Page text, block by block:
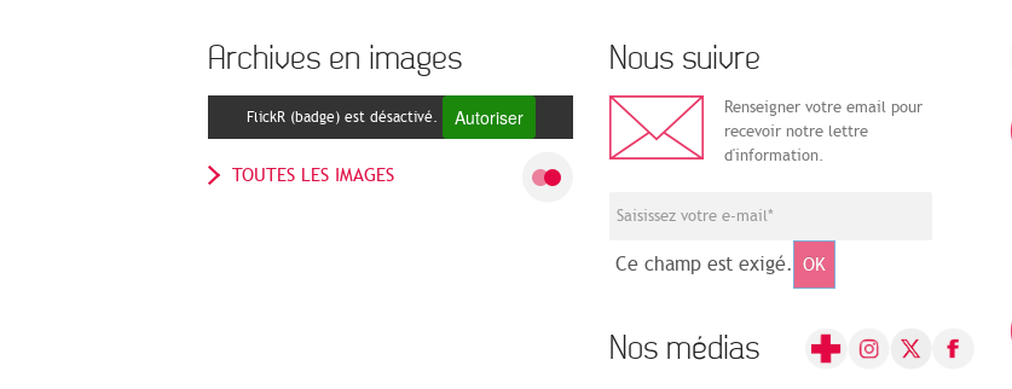
Archives en images
FlickR (badge) est désactivé. Autoriser
TOUTES LES IMAGES
Nous suivre
Renseigner votre email pour
recevoir notre lettre
d'information.
Ce champ est exigé. OK
Nos médias